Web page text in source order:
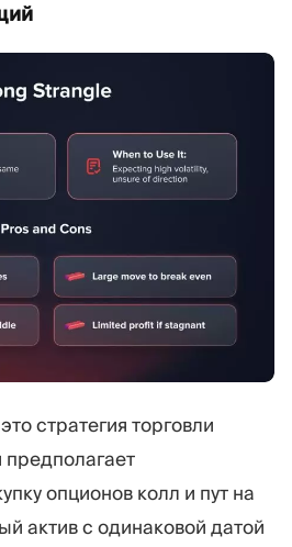
стратегия торговли
опционов колл и пут на
актив с одинаковой датой